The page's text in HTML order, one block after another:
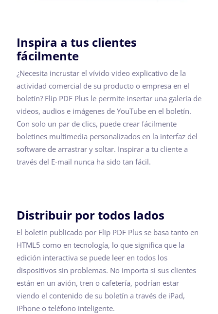
Inspira a tus clientes
fácilmente
¿Necesita incrustar el vívido video explicativo de la
actividad comercial de su producto o empresa en el
boletín? Flip PDF Plus le permite insertar una galería de
videos, audios e imágenes de YouTube en el boletín.
Con solo un par de clics, puede crear fácilmente
boletines multimedia personalizados en la interfaz del
software de arrastrar y soltar. Inspirar a tu cliente a
través del E-mail nunca ha sido tan fácil.
Distribuir por todos lados
El boletín publicado por Flip PDF Plus se basa tanto en
HTML5 como en tecnología, lo que significa que la
edición interactiva se puede leer en todos los
dispositivos sin problemas. No importa si sus clientes
están en un avión, tren o cafetería, podrían estar
viendo el contenido de su boletín a través de iPad,
iPhone o teléfono inteligente.